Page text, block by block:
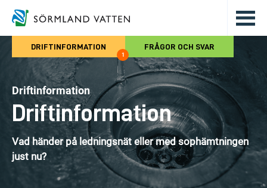
Hoppa till det huvudsakliga
DRIFTINFORMATION
1
FRÅGOR OCH SVAR
Driftinformation
Driftinformation
Vad händer på ledningsnät eller med sophämtningen
just nu?